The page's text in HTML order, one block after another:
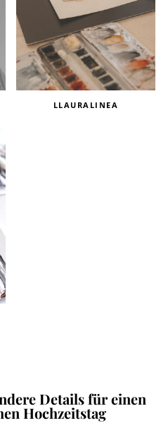
LLAURALINEA
Details für einen
Hochzeitstag